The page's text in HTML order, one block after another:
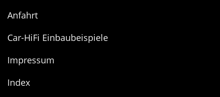
Anfahrt
Car-HiFi Einbaubeispiele
Impressum
Index